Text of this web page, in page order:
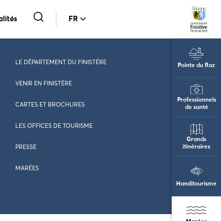
FR
Pointe du Raz
Professionnels
de santé
Grands
itinéraires
Handitourisme
LE DÉPARTEMENT DU FINISTÈRE
VENIR EN FINISTÈRE
CARTES ET BROCHURES
LES OFFICES DE TOURISME
PRESSE
MARÉES